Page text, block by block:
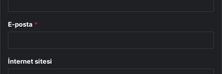
E-posta *
İnternet sitesi